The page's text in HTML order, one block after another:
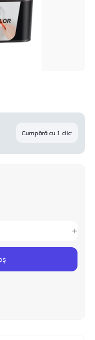
Cumpără cu 1 clic: